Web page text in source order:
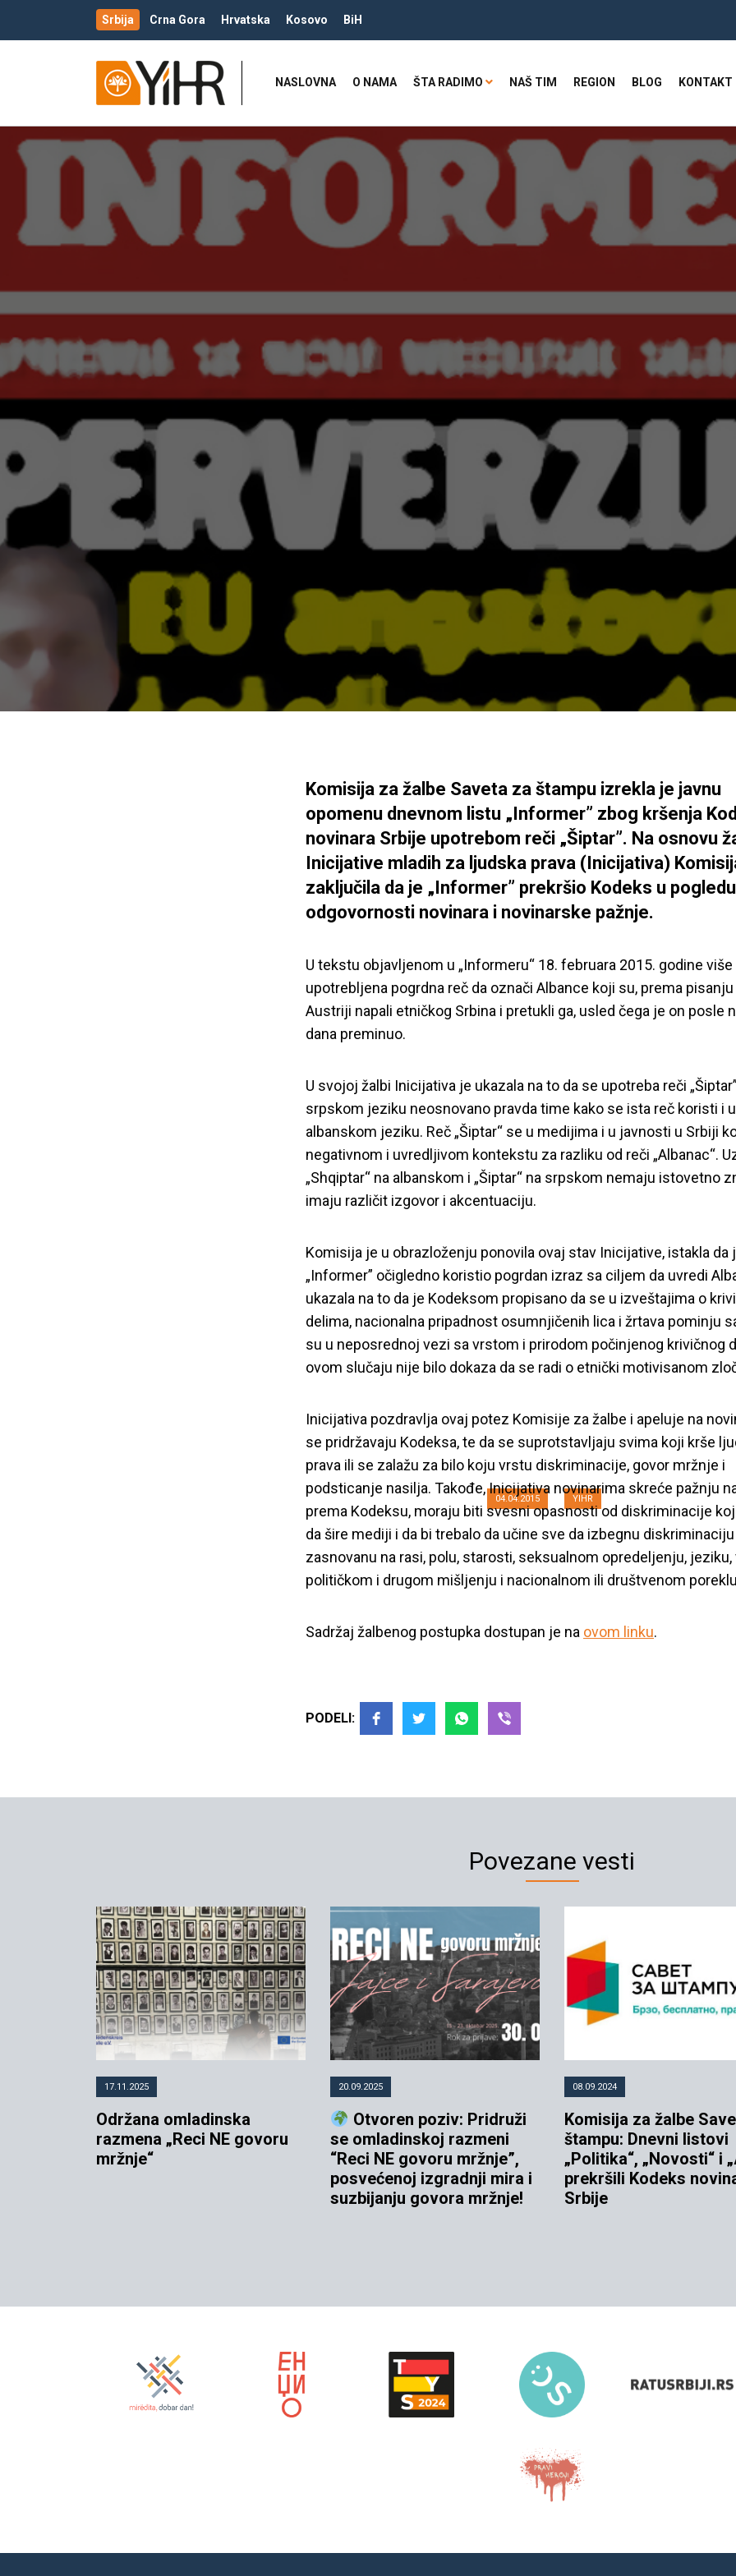
Srbija Crna Gora Hrvatska Kosovo BiH
NASLOVNA O NAMA ŠTA RADIMO NAŠ TIM REGION BLOG KONTAKT
„Informer“ prekršio Kodeks
upotrebom reči
04.04.2015 YIHR
Komisija za žalbe Saveta za štampu izrekla je javnu
opomenu dnevnom listu „Informer” zbog kršenja
novinara Srbije upotrebom reči „Šiptar”. Na osnovu
Inicijative mladih za ljudska prava (Inicijativa)
zaključila da je „Informer” prekršio Kodeks u pogledu
odgovornosti novinara i novinarske pažnje.
U tekstu objavljenom u „Informeru“ 18. februara 2015. godine
upotrebljena pogrdna reč da označi Albance koji su, prema pisanju
Austriji napali etničkog Srbina i pretukli ga, usled čega je on posle
dana preminuo.
U svojoj žalbi Inicijativa je ukazala na to da se upotreba reči
srpskom jeziku neosnovano pravda time kako se ista reč koristi i u
albanskom jeziku. Reč „Šiptar“ se u medijima i u javnosti u Srbiji
negativnom i uvredljivom kontekstu za razliku od reči „Albanac“.
„Shqiptar“ na albanskom i „Šiptar“ na srpskom nemaju istovetno
imaju različit izgovor i akcentuaciju.
Komisija je u obrazloženju ponovila ovaj stav Inicijative, istakla da
„Informer” očigledno koristio pogrdan izraz sa ciljem da uvredi
ukazala na to da je Kodeksom propisano da se u izveštajima o
delima, nacionalna pripadnost osumnjičenih lica i žrtava pominju
su u neposrednoj vezi sa vrstom i prirodom počinjenog krivičnog
ovom slučaju nije bilo dokaza da se radi o etnički motivisanom
Inicijativa pozdravlja ovaj potez Komisije za žalbe i apeluje na
se pridržavaju Kodeksa, te da se suprotstavljaju svima koji krše
prava ili se zalažu za bilo koju vrstu diskriminacije, govor mržnje i
podsticanje nasilja. Takođe, Inicijativa novinarima skreće pažnju
prema Kodeksu, moraju biti svesni opasnosti od diskriminacije
da šire mediji i da bi trebalo da učine sve da izbegnu diskriminaciju
zasnovanu na rasi, polu, starosti, seksualnom opredeljenju, jeziku,
političkom i drugom mišljenju i nacionalnom ili društvenom
Sadržaj žalbenog postupka dostupan je na ovom linku.
PODELI:
Povezane vesti
17.11.2025
Održana omladinska
razmena „Reci NE govoru
mržnje“
20.09.2025
Otvoren poziv: Pridruži
se omladinskoj razmeni
“Reci NE govoru mržnje”,
posvećenoj izgradnji mira i
suzbijanju govora mržnje!
08.09.2024
Komisija za žalbe
štampu: Dnevni listovi
„Politika“, „Novosti“ i
prekršili Kodeks
Srbije